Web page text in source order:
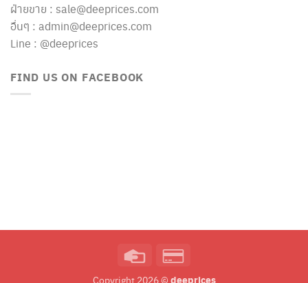
ฝ่ายขาย : sale@deeprices.com
อื่นๆ : admin@deeprices.com
Line : @deeprices
FIND US ON FACEBOOK
Credit
Copyright 2026 © deeprices